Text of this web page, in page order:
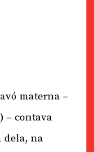
materna –
– contava
dela, na